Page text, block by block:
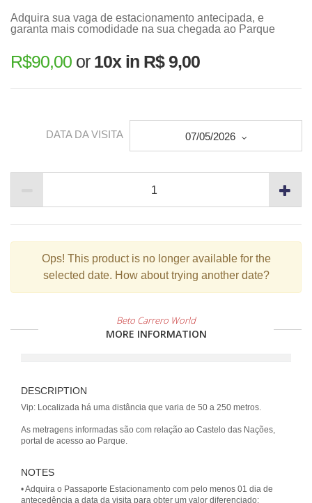
Adquira sua vaga de estacionamento antecipada, e
garanta mais comodidade na sua chegada ao Parque
R$90,00 or 10x in R$ 9,00
DATA DA VISITA 07/05/2026
Ops! This product is no longer available for the
selected date. How about trying another date?
Beto Carrero World
MORE INFORMATION
DESCRIPTION
Vip: Localizada há uma distância que varia de 50 a 250 metros.
As metragens informadas são com relação ao Castelo das Nações,
portal de acesso ao Parque.
NOTES
• Adquira o Passaporte Estacionamento com pelo menos 01 dia de
antecedência a data da visita para obter um valor diferenciado;